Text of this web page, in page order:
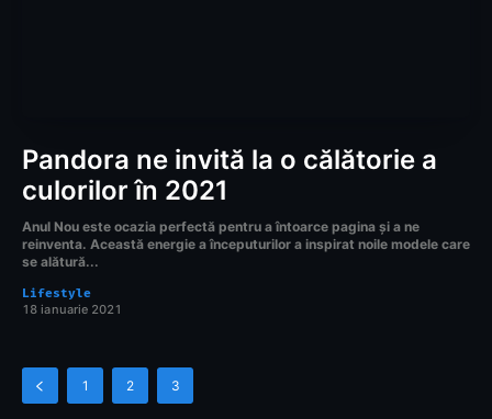
Pandora ne invită la o călătorie a
culorilor în 2021
Anul Nou este ocazia perfectă pentru a întoarce pagina și a ne
reinventa. Această energie a începuturilor a inspirat noile modele care
se alătură...
Lifestyle
18 ianuarie 2021
1 2 3